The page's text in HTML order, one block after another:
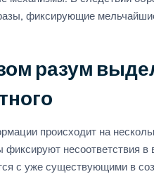
фиксирующие
разум
происходит на
фиксируют несоответствия
с уже существующими в